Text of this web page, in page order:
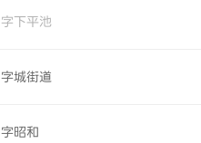
字下平池
字城街道
字昭和